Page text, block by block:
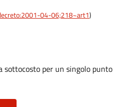
04-06;218~art1)
sottocosto per un singolo punto